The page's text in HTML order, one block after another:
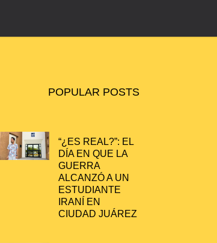
POPULAR POSTS
“¿ES REAL?”: EL
DÍA EN QUE LA
GUERRA
ALCANZÓ A UN
ESTUDIANTE
IRANÍ EN
CIUDAD JUÁREZ